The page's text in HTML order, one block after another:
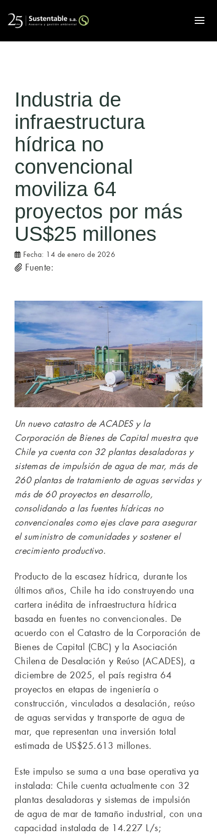
Industria de
infraestructura
hídrica no
convencional
moviliza 64
proyectos por más
US$25 millones
Fecha: 14 de enero de 2026
Fuente:
Un nuevo catastro de ACADES y la
Corporación de Bienes de Capital muestra que
Chile ya cuenta con 32 plantas desaladoras y
sistemas de impulsión de agua de mar, más de
260 plantas de tratamiento de aguas servidas y
más de 60 proyectos en desarrollo,
consolidando a las fuentes hídricas no
convencionales como ejes clave para asegurar
el suministro de comunidades y sostener el
crecimiento productivo.
Producto de la escasez hídrica, durante los
últimos años, Chile ha ido construyendo una
cartera inédita de infraestructura hídrica
basada en fuentes no convencionales. De
acuerdo con el Catastro de la Corporación de
Bienes de Capital (CBC) y la Asociación
Chilena de Desalación y Reúso (ACADES), a
diciembre de 2025, el país registra 64
proyectos en etapas de ingeniería o
construcción, vinculados a desalación, reúso
de aguas servidas y transporte de agua de
mar, que representan una inversión total
estimada de US$25.613 millones.
Este impulso se suma a una base operativa ya
instalada: Chile cuenta actualmente con 32
plantas desaladoras y sistemas de impulsión
de agua de mar de tamaño industrial, con una
capacidad instalada de 14.227 L/s;